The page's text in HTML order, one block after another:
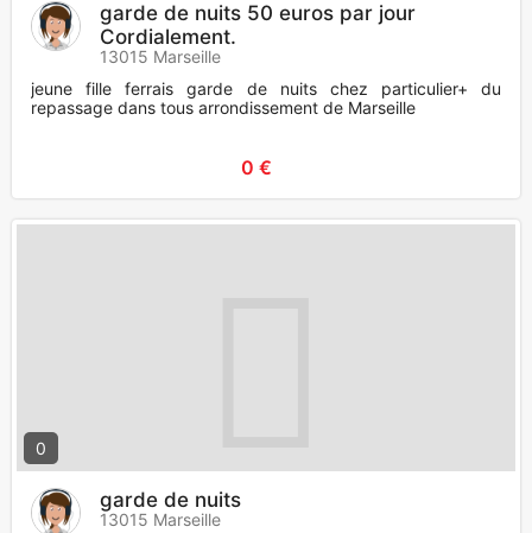
garde de nuits 50 euros par jour
Cordialement.
13015 Marseille
jeune fille ferrais garde de nuits chez particulier+ du
repassage dans tous arrondissement de Marseille
0 €
0
garde de nuits
13015 Marseille